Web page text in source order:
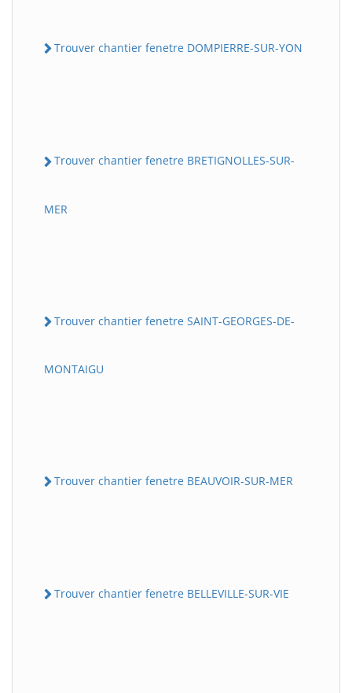
Trouver chantier fenetre DOMPIERRE-SUR-YON
Trouver chantier fenetre BRETIGNOLLES-SUR-
MER
Trouver chantier fenetre SAINT-GEORGES-DE-
MONTAIGU
Trouver chantier fenetre BEAUVOIR-SUR-MER
Trouver chantier fenetre BELLEVILLE-SUR-VIE